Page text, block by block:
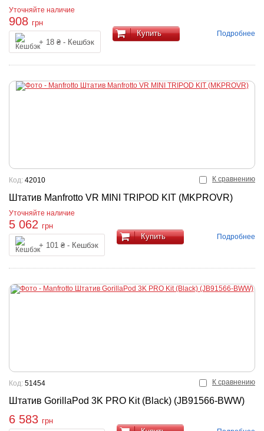
Уточняйте наличие
908 грн
+ 18 ₴ - Кешбэк
Купить Подробнее
К сравнению
Штатив Manfrotto VR MINI TRIPOD KIT (MKPROVR)
Код: 42010
Уточняйте наличие
5 062 грн
+ 101 ₴ - Кешбэк
Купить Подробнее
К сравнению
Штатив GorillaPod 3K PRO Kit (Black) (JB91566-BWW)
Код: 51454
6 583 грн